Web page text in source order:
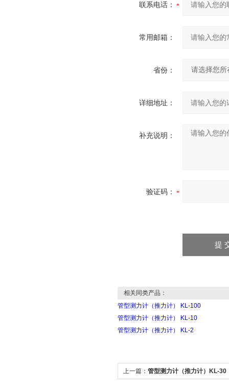
联系电话：
常用邮箱：
省份：
详细地址：
补充说明：
验证码：
相关同类产品：
管型测力计（推力计） KL-100
管型测力计（推力计） KL-10
管型测力计（推力计） KL-2
上一篇： 管型测力计（推力计）KL-30